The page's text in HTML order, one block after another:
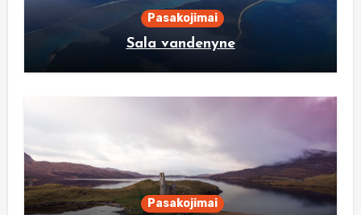
Pasakojimai
Sala vandenyne
Pasakojimai